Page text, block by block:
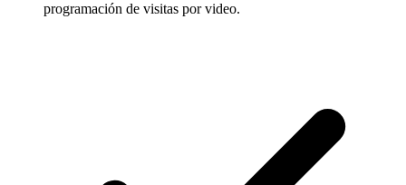
programación de visitas por video.